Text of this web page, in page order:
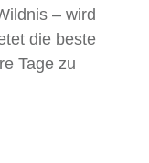
– wird
die beste
Tage zu